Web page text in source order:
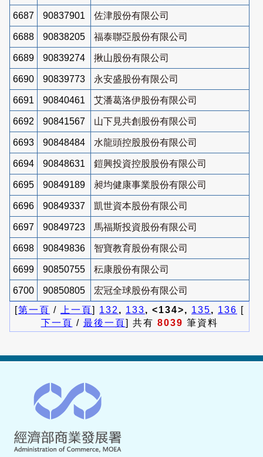
6687 90837901 佐津股份有限公司
6688 90838205 福泰聯亞股份有限公司
6689 90839274 揪山股份有限公司
6690 90839773 永安盛股份有限公司
6691 90840461 艾潘葛洛伊股份有限公司
6692 90841567 山下見共創股份有限公司
6693 90848484 水龍頭控股股份有限公司
6694 90848631 鎧興投資控股股份有限公司
6695 90849189 昶均健康事業股份有限公司
6696 90849337 凱世資本股份有限公司
6697 90849723 馬福斯投資股份有限公司
6698 90849836 智寶教育股份有限公司
6699 90850755 秐康股份有限公司
6700 90850805
宏冠全球股份有限公司
[第一頁 / 上一頁] 132 , 133, <134>, 135, 136 [
下一頁 / 最後一頁] 共有 8039 筆資料